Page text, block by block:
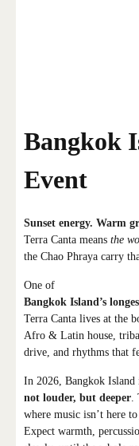
Bangkok
Event
Sunset energy. Warm
Terra Canta means the
the Chao Phraya carry
One of
Bangkok Island’s
Terra Canta lives at the
Afro & Latin house,
drive, and rhythms that
In 2026, Bangkok
not louder, but deeper.
where music isn’t here
Expect warmth,